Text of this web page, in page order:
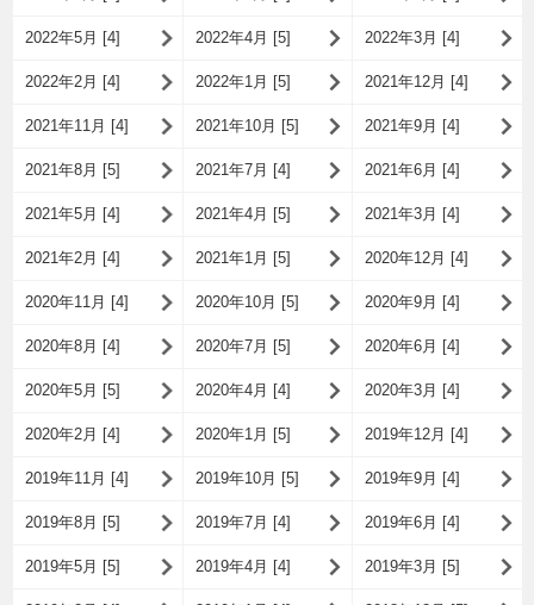
2022年5月 [4] 2022年4月 [5] 2022年3月 [4]
2022年2月 [4] 2022年1月 [5] 2021年12月 [4]
2021年11月 [4] 2021年10月 [5] 2021年9月 [4]
2021年8月 [5] 2021年7月 [4] 2021年6月 [4]
2021年5月 [4] 2021年4月 [5] 2021年3月 [4]
2021年2月 [4] 2021年1月 [5] 2020年12月 [4]
2020年11月 [4] 2020年10月 [5] 2020年9月 [4]
2020年8月 [4] 2020年7月 [5] 2020年6月 [4]
2020年5月 [5] 2020年4月 [4] 2020年3月 [4]
2020年2月 [4] 2020年1月 [5] 2019年12月 [4]
2019年11月 [4] 2019年10月 [5] 2019年9月 [4]
2019年8月 [5] 2019年7月 [4] 2019年6月 [4]
2019年5月 [5] 2019年4月 [4] 2019年3月 [5]